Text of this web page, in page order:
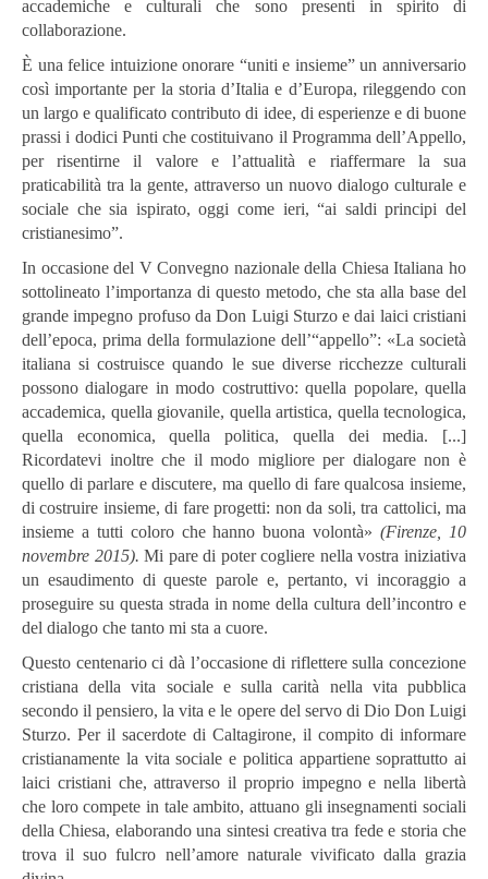
accademiche e culturali che sono presenti in spirito di
collaborazione.
È una felice intuizione onorare “uniti e insieme” un anniversario
così importante per la storia d’Italia e d’Europa, rileggendo con
un largo e qualificato contributo di idee, di esperienze e di buone
prassi i dodici Punti che costituivano il Programma dell’Appello,
per risentirne il valore e l’attualità e riaffermare la sua
praticabilità tra la gente, attraverso un nuovo dialogo culturale e
sociale che sia ispirato, oggi come ieri, “ai saldi principi del
cristianesimo”.
In occasione del V Convegno nazionale della Chiesa Italiana ho
sottolineato l’importanza di questo metodo, che sta alla base del
grande impegno profuso da Don Luigi Sturzo e dai laici cristiani
dell’epoca, prima della formulazione dell’“appello”: «La società
italiana si costruisce quando le sue diverse ricchezze culturali
possono dialogare in modo costruttivo: quella popolare, quella
accademica, quella giovanile, quella artistica, quella tecnologica,
quella economica, quella politica, quella dei media. [...]
Ricordatevi inoltre che il modo migliore per dialogare non è
quello di parlare e discutere, ma quello di fare qualcosa insieme,
di costruire insieme, di fare progetti: non da soli, tra cattolici, ma
insieme a tutti coloro che hanno buona volontà»(Firenze, 10
novembre 2015). Mi pare di poter cogliere nella vostra iniziativa
un esaudimento di queste parole e, pertanto, vi incoraggio a
proseguire su questa strada in nome della cultura dell’incontro e
del dialogo che tanto mi sta a cuore.
Questo centenario ci dà l’occasione di riflettere sulla concezione
cristiana della vita sociale e sulla carità nella vita pubblica
secondo il pensiero, la vita e le opere del servo di Dio Don Luigi
Sturzo. Per il sacerdote di Caltagirone, il compito di informare
cristianamente la vita sociale e politica appartiene soprattutto ai
laici cristiani che, attraverso il proprio impegno e nella libertà
che loro compete in tale ambito, attuano gli insegnamenti sociali
della Chiesa, elaborando una sintesi creativa tra fede e storia che
trova il suo fulcro nell’amore naturale vivificato dalla grazia